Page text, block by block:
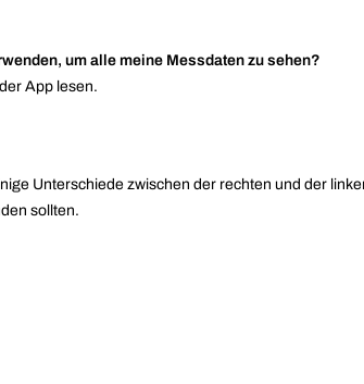
um alle meine Messdaten zu sehen?
App lesen.
Unterschiede zwischen der rechten und der
sollten.